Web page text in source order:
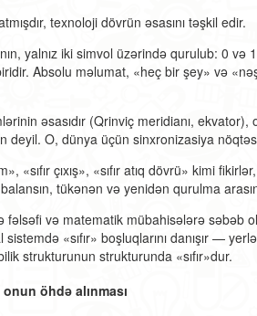
texnoloji dövrün əsasını təşkil edir.
yalnız iki simvol üzərində qurulub: 0 və 1
Absolu məlumat, «heç bir şey» və
əsasıdır (Qrinviç meridianı,
deyil. O, dünya üçün sinxronizasiya
«sıfır çıxış», «sıfır atıq dövrü» kimi
tükənən və yenidən qurulma
fəlsəfi və matematik mübahisələrə səbəb
«sıfır» boşluqlarını danışır —
strukturunun strukturunda «sıfır»dur.
öhdə alınması